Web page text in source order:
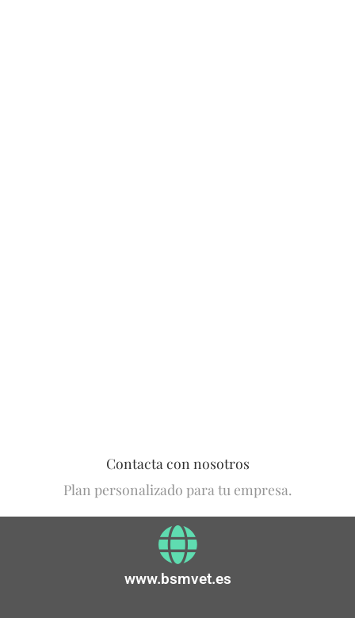
Contacta con nosotros
Plan personalizado para tu empresa.
www.bsmvet.es